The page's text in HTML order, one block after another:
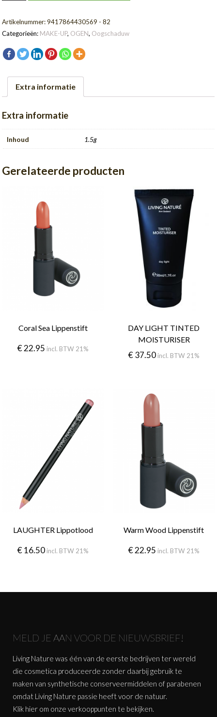
vanille
wit)
Artikelnummer:9417864430569 - 82
Categorieën: MAKE-UP, OGEN, Oogschaduw
Extra informatie
Extra informatie
Inhoud 1.5g
Gerelateerde producten
Coral Sea Lippenstift
€22.95 incl. BTW 21%
DAY LIGHT TINTED
MOISTURISER
€37.50 incl. BTW 21%
LAUGHTER Lippotlood
€16.50 incl. BTW 21%
Warm Wood Lippenstift
€22.95 incl. BTW 21%
MELD JE AAN VOOR DE NIEUWSBRIEF!
Living Nature was één van de eerste bedrijven ter wereld
die cosmetica produceerde zonder daarbij gebruik te
maken van synthetische conserveermiddelen of parabenen
omdat Living Nature passie heeft voor de natuur.
Klik hier om onze verkooppunten te bekijken.